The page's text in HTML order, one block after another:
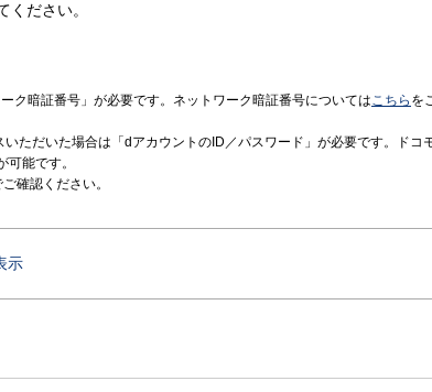
ださい。
ク暗証番号」が必要です。ネットワーク暗証番号についてはこちら を
ただいた場合は「dアカウントのID／パスワード」が必要です。ドコ
能です。
ご確認ください。
示